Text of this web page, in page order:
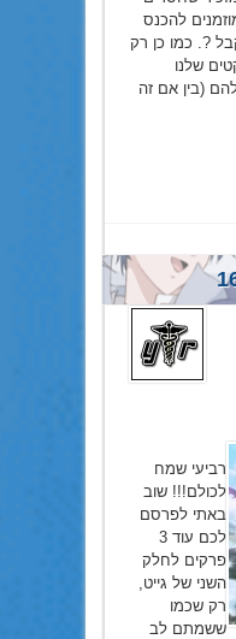
להכנס
?. כמו כן רק
שלנו
(בין אם זה
רביעי שמח
לכולם!!! שוב
באתי לפרסם
לכם עוד 3
פרקים לחלק
השני של גייט,
רק שכמו
ששמתם לב